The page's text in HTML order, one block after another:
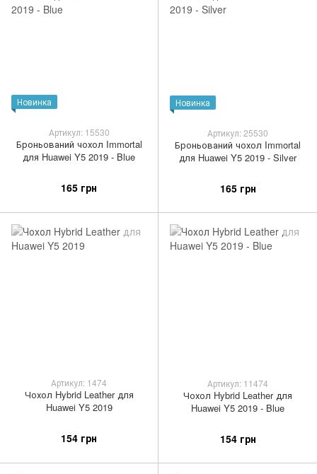
Новинка
Артикул: 15530
Броньований чохол Immortal
для Huawei Y5 2019 - Blue
165 грн
Новинка
Артикул: 25530
Броньований чохол Immortal
для Huawei Y5 2019 - Silver
165 грн
Артикул: 1474
Чохол Hybrid Leather для
Huawei Y5 2019
154 грн
Артикул: 11474
Чохол Hybrid Leather для
Huawei Y5 2019 - Blue
154 грн